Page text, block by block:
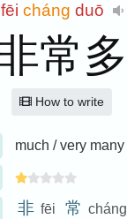
fēi cháng duō
常多
How to write
much / very many
非 fēi 常 cháng